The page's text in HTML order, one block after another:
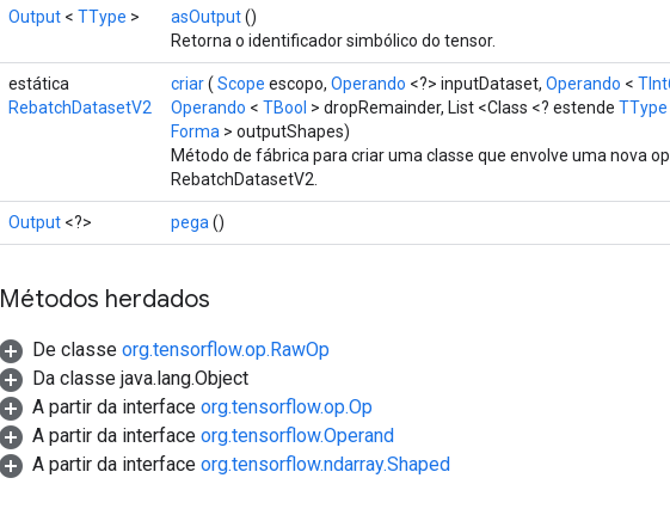
Output < TType > asOutput()
Retorna o identificador simbólico do tensor.
estática
RebatchDatasetV2
criar( Scope escopo, Operando <?> inputDataset, Operando <
Operando < TBool > dropRemainder, List <Class <? estende TType
Forma > outputShapes)
Método de fábrica para criar uma classe que envolve uma nova
RebatchDatasetV2.
Output <?> pega ()
Métodos herdados
De classe org.tensorflow.op.RawOp
Da classe java.lang.Object
A partir da interface org.tensorflow.op.Op
A partir da interface org.tensorflow.Operand
A partir da interface org.tensorflow.ndarray.Shaped